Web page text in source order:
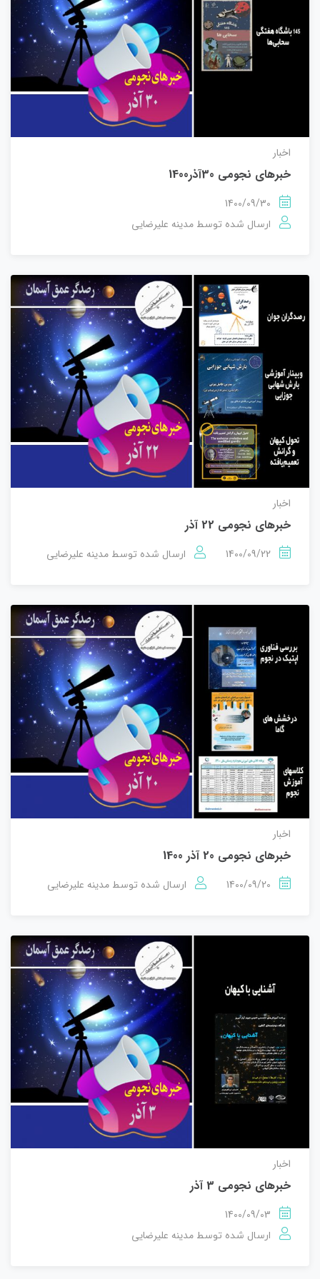
اخبار
خبرهای نجومی 30آذر1400
1400/09/30
ارسال شده توسط مدینه علیرضایی
اخبار
خبرهای نجومی 22 آذر
1400/09/22 ارسال شده توسط مدینه علیرضایی
اخبار
خبرهای نجومی 20 آذر 1400
1400/09/20 ارسال شده توسط مدینه علیرضایی
اخبار
خبرهای نجومی 3 آذر
1400/09/03
ارسال شده توسط مدینه علیرضایی